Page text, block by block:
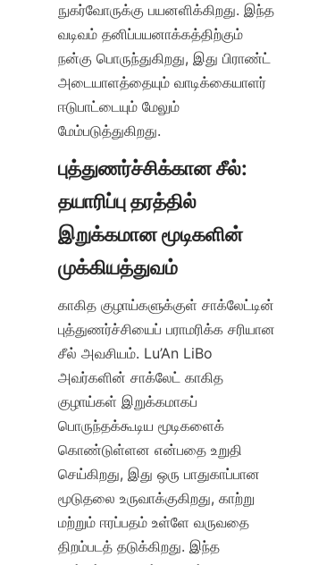
நுகர்வோருக்கு பயனளிக்கிறது. இந்த
வடிவம் தனிப்பயனாக்கத்திற்கும்
நன்கு பொருந்துகிறது, இது பிராண்ட்
அடையாளத்தையும் வாடிக்கையாளர்
ஈடுபாட்டையும் மேலும்
மேம்படுத்துகிறது.
புத்துணர்ச்சிக்கான சீல்:
தயாரிப்பு தரத்தில்
இறுக்கமான மூடிகளின்
காகித குழாய்களுக்குள் சாக்லேட்டின்
புத்துணர்ச்சியைப் பராமரிக்க சரியான
சீல் அவசியம். Lu’An LiBo
அவர்களின் சாக்லேட் காகித
குழாய்கள் இறுக்கமாகப்
பொருந்தக்கூடிய மூடிகளைக்
கொண்டுள்ளன என்பதை உறுதி
செய்கிறது, இது ஒரு பாதுகாப்பான
மூடுதலை உருவாக்குகிறது, காற்று
மற்றும் ஈரப்பதம் உள்ளே வருவதை
திறம்படத் தடுக்கிறது. இந்த